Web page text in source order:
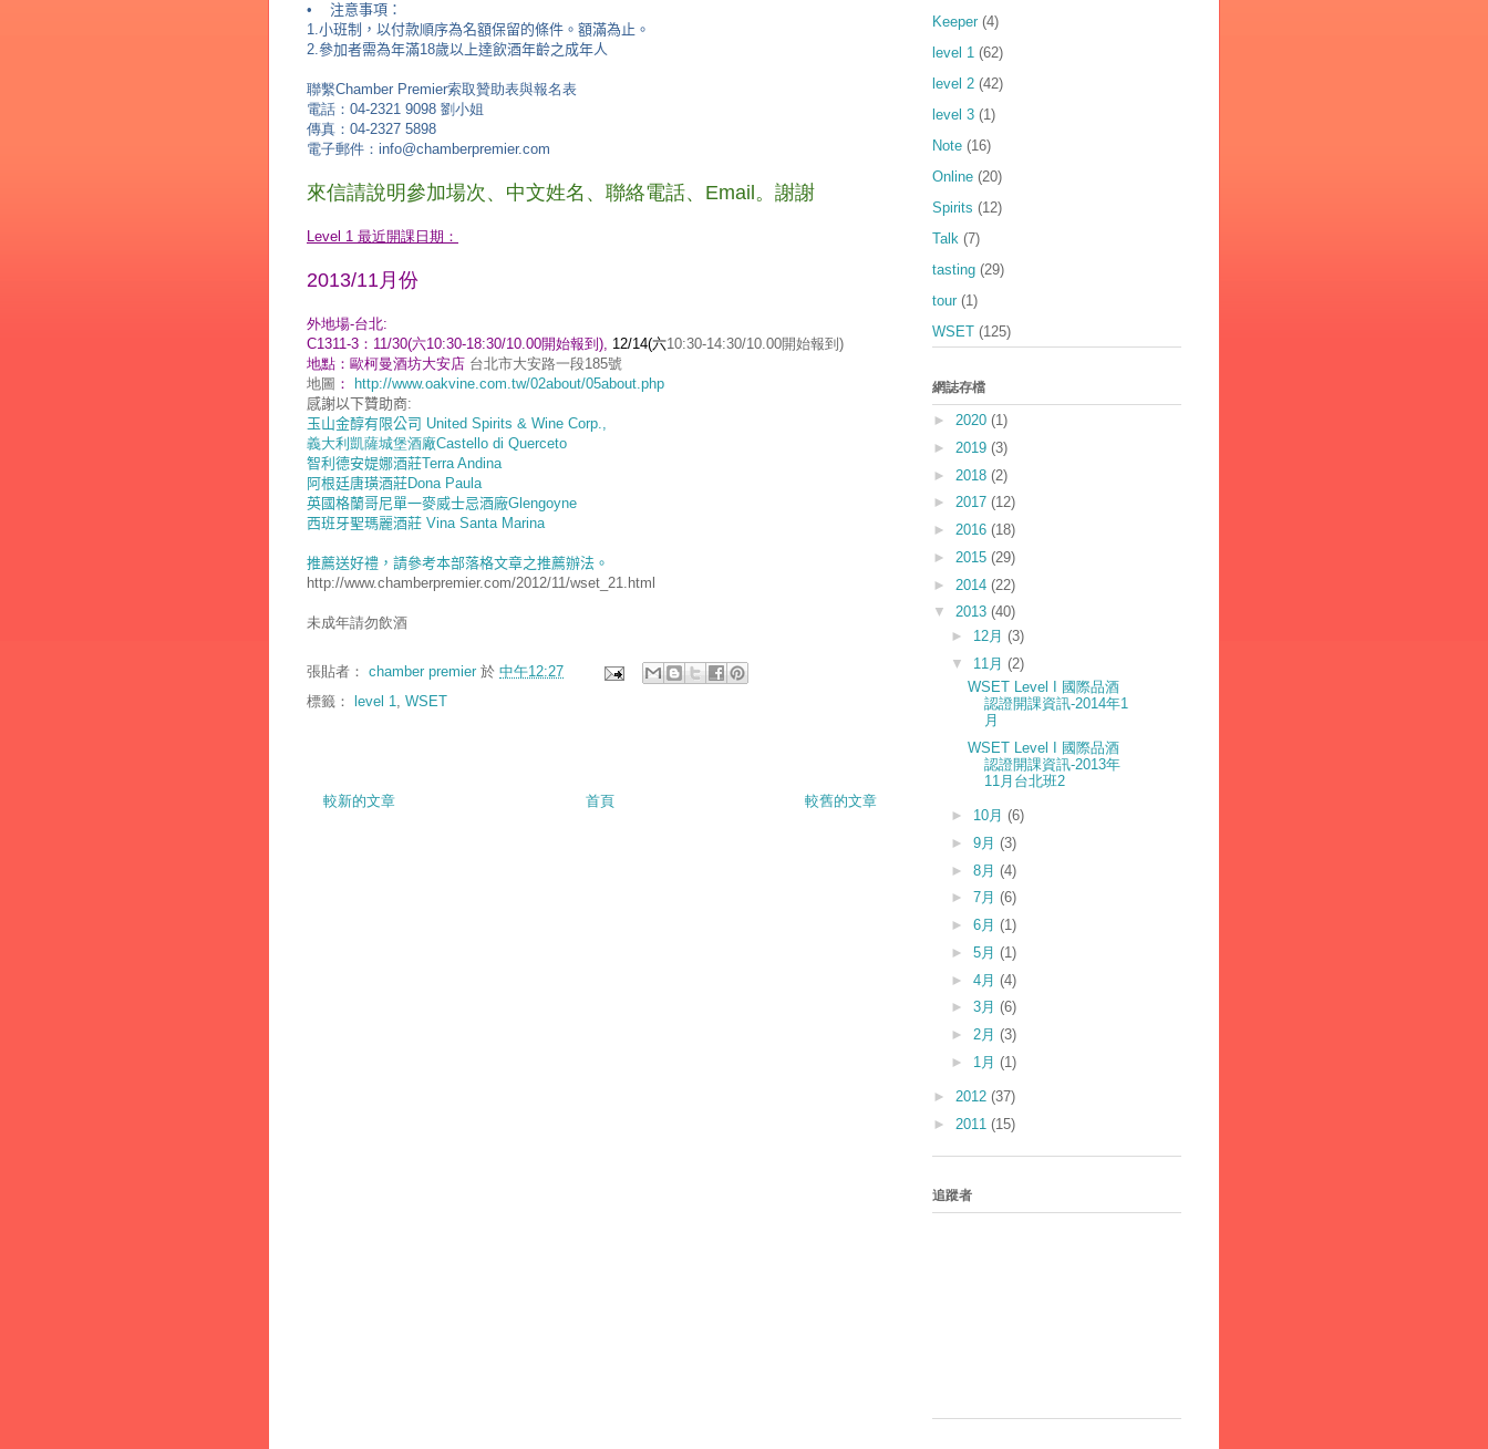
• 注意事項：
1.小班制，以付款順序為名額保留的條件。額滿為止。
2.參加者需為年滿18歲以上達飲酒年齡之成年人
聯繫Chamber Premier索取贊助表與報名表
電話：04-2321 9098 劉小姐
傳真 ：04-2327 5898
電子郵件：info@chamberpremier.com
來信請說明參加場次、 中文姓名、聯絡電話、Email。謝謝
Level 1 最近開課日期：
2013/11月份
外地場-台北:
C1311-3：11/30(六10:30-18:30/10.00開始報到 ), 12/14(六10:30-14:30/10.00開始報到)
地點：歐柯曼酒坊大安店 台北市大安路一段185號
地圖 ：
http://www.oakvine.com.tw/02about/05about.php
感謝以下贊助商:
玉山金醇有限公司 United Spirits & Wine Corp.,
義大利凱薩城堡酒廠Castello di Querceto
智利 德安媞娜酒莊Terra Andina
阿根廷唐璜酒莊Dona Paula
英國格蘭哥尼單一麥威士忌酒廠Glengoyne
西班牙聖瑪麗酒莊 Vina Santa Marina
推薦送好禮，請參考本部落格文章之推薦辦法。
http://www.chamberpremier.com/2012/11/wset_21.html
未成年請勿飲酒
張貼者： chamber premier 於 中午12:27
標籤：
level 1, WSET
較新的文章 較舊的文章
首頁
Keeper (4)
level 1 (62)
level 2 (42)
level 3 (1)
Note (16)
Online (20)
Spirits (12)
Talk (7)
tasting (29)
tour (1)
WSET (125)
網誌存檔
► 2020 (1)
► 2019 (3)
► 2018 (2)
► 2017 (12)
► 2016 (18)
► 2015 (29)
► 2014 (22)
▼ 2013 (40)
► 12月 (3)
▼ 11月 (2)
WSET Level I 國際品酒
認證開課資訊-2014年1
月
WSET Level I 國際品酒
認證開課資訊-2013年
11月台北班2
► 10月 (6)
► 9月 (3)
► 8月 (4)
► 7月 (6)
► 6月 (1)
► 5月 (1)
► 4月 (4)
► 3月 (6)
► 2月 (3)
► 1月 (1)
► 2012 (37)
► 2011 (15)
追蹤者